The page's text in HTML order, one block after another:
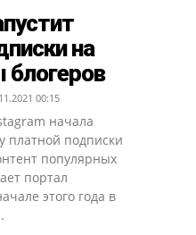
на
00:15
начала
платной подписки
популярных
портал
этого года в